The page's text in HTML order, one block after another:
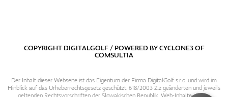
COPYRIGHT DIGITALGOLF / POWERED BYCYCLONE3OF
COMSULTIA
Der Inhalt dieser Webseite ist das Eigentum der Firma DigitalGolf s.r.o. und wird im
Hinblick auf das Urheberrechtsgesetz geschützt. 618/2003 Z.z geänderten und jeweils
geltenden Rechtsvorschriften der Slowakischen Republik. Web-Inhalte sind zu